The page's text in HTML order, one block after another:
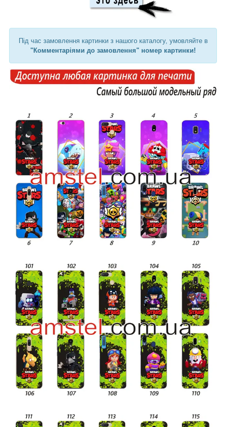
Під час замовлення картинки з нашого каталогу, умовляйте в
"Комментаріями до замовлення" номер картинки!